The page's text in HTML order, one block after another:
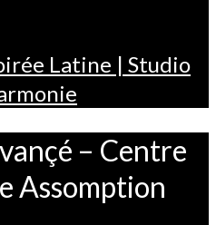
Latine | Studio
– Centre
Assomption